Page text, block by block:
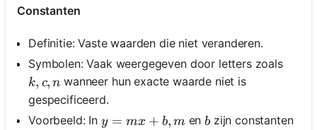
Constanten
Definitie: Vaste waarden die niet veranderen.
Symbolen: Vaak weergegeven door letters zoals
k, c, n
k, c, n wanneer hun exacte waarde niet is
gespecificeerd.
Voorbeeld: In y=m x+b, m
y = mx + b, menb
bzijn constanten